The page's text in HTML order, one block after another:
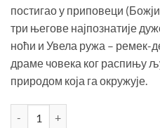
постигао у приповеци
три његове најпознатије
ноћи и Увела ружа – ремек-
драме човека ког распињу
природом која га окружује.